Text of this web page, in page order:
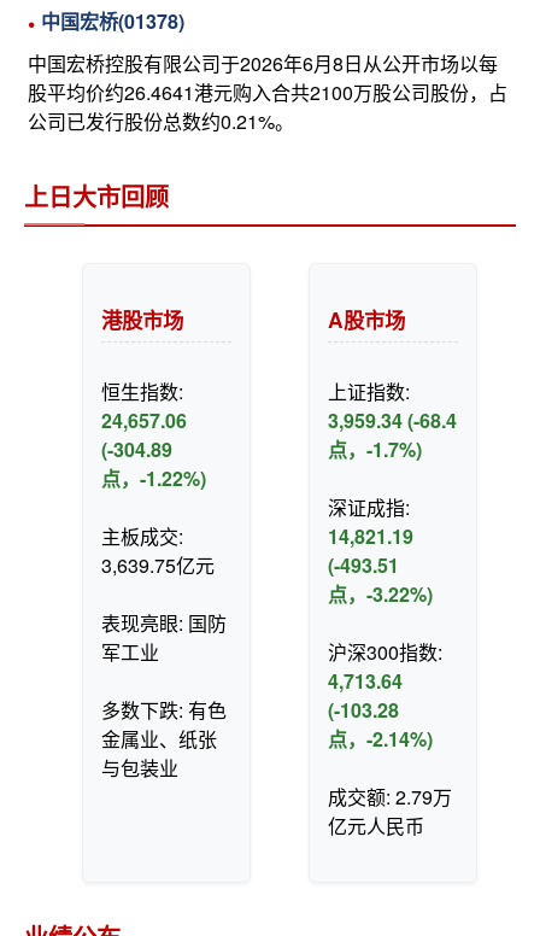
中国宏桥(01378)
中国宏桥控股有限公司于2026年6月8日从公开市场以每
股平均价约26.4641港元购入合共2100万股公司股份，占
公司已发行股份总数约0.21%。
上日大市回顾
港股市场
恒生指数:
24,657.06
(-304.89
点，-1.22%)
主板成交:
3,639.75亿元
表现亮眼: 国防
军工业
多数下跌: 有色
金属业、纸张
与包装业
A股市场
上证指数:
3,959.34 (-68.4
点，-1.7%)
深证成指:
14,821.19
(-493.51
点，-3.22%)
沪深300指数:
4,713.64
(-103.28
点，-2.14%)
成交额: 2.79万
亿元人民币